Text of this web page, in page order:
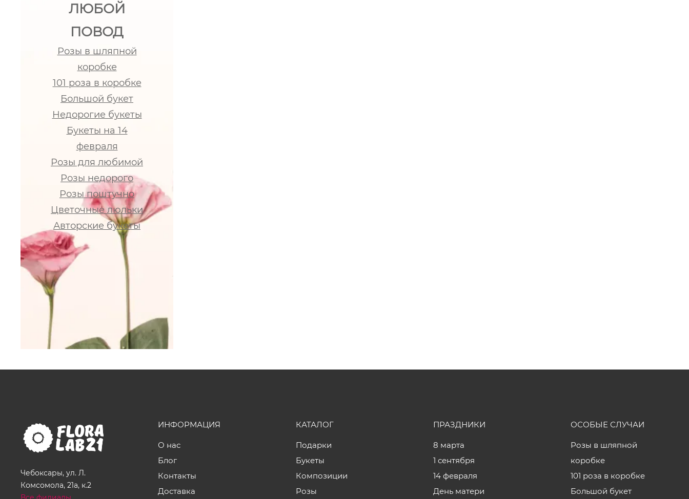
ЛЮБОЙ
ПОВОД
Розы в шляпной
коробке
101 роза в коробке
Большой букет
Недорогие букеты
Букеты на 14
февраля
Розы для любимой
Розы недорого
Розы поштучно
Цветочные люльки
Авторские букеты
Чебоксары, ул. Л.
Комсомола, 21а, к.2
ИНФОРМАЦИЯ
О нас
Блог
Контакты
Доставка
КАТАЛОГ
Подарки
Букеты
Композиции
Розы
ПРАЗДНИКИ
8 марта
1 сентября
14 февраля
День матери
ОСОБЫЕ СЛУЧАИ
Розы в шляпной
коробке
101 роза в коробке
Большой букет